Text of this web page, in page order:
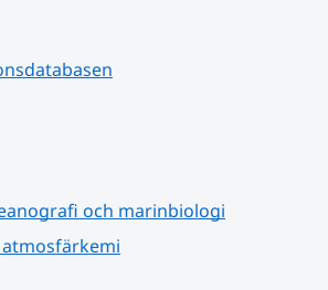
och marinbiologi